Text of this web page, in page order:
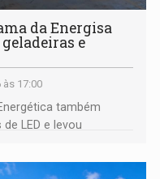
da Energisa
e
17:00
também
LED e levou